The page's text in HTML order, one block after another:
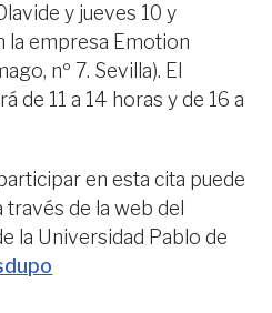
y jueves 10 y
la empresa Emotion
nº 7. Sevilla). El
de 11 a 14 horas y de 16 a
en esta cita puede
de la web del
la Universidad Pablo de